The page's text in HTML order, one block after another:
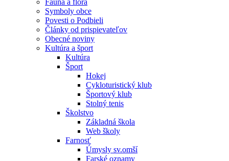
Fauna a flóra
Symboly obce
Povesti o Podbieli
Články od prispievateľov
Obecné noviny
Kultúra a šport
Kultúra
Šport
Hokej
Cykloturistický klub
Športový klub
Stolný tenis
Školstvo
Základná škola
Web školy
Farnosť
Úmysly sv.omší
Farské oznamy